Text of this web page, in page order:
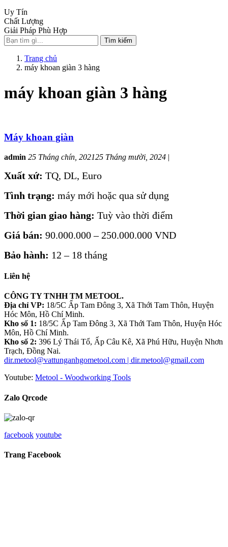
Uy Tín
Chất Lượng
Giải Pháp Phù Hợp
Tìm kiếm
Trang chủ
máy khoan giàn 3 hàng
máy khoan giàn 3 hàng
Máy khoan giàn
admin 25 Tháng chín, 202125 Tháng mười, 2024 |
Xuất xứ: TQ, DL, Euro
Tình trạng: máy mới hoặc qua sử dụng
Thời gian giao hàng: Tuỳ vào thời điểm
Giá bán: 90.000.000 – 250.000.000 VND
Bảo hành: 12 – 18 tháng
Liên hệ
CÔNG TY TNHH TM METOOL.
Địa chỉ VP: 18/5C Ấp Tam Đông 3, Xã Thới Tam Thôn, Huyện
Hóc Môn, Hồ Chí Minh.
Kho số 1: 18/5C Ấp Tam Đông 3, Xã Thới Tam Thôn, Huyện Hóc
Môn, Hồ Chí Minh.
Kho số 2: 396 Lý Thái Tổ, Ấp Câu Kê, Xã Phú Hữu, Huyện Nhơn
Trạch, Đồng Nai.
dir.metool@vattunganhgometool.com | dir.metool@gmail.com
Youtube: Metool - Woodworking Tools
Zalo Qrcode
facebook youtube
Trang Facebook